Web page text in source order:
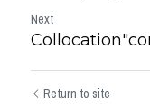
Next
Return to site